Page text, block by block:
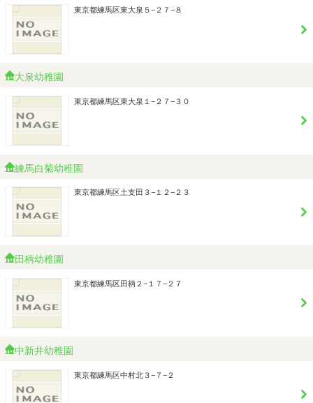
東京都練馬区東大泉５−２７−８
大泉幼稚園
東京都練馬区東大泉１−２７−３０
練馬白菊幼稚園
東京都練馬区土支田３−１２−２３
田柄幼稚園
東京都練馬区田柄２−１７−２７
中新井幼稚園
東京都練馬区中村北３−７−２